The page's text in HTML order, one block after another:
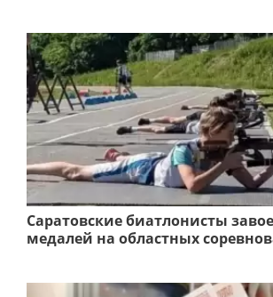
Саратовские биатлонисты
медалей на областных